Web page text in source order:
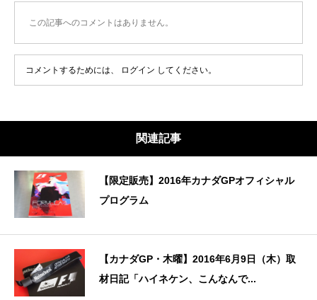
この記事へのコメントはありません。
コメントするためには、 ログイン してください。
関連記事
【限定販売】2016年カナダGPオフィシャル
プログラム
【カナダGP・木曜】2016年6月9日（木）取
材日記「ハイネケン、こんなんで...